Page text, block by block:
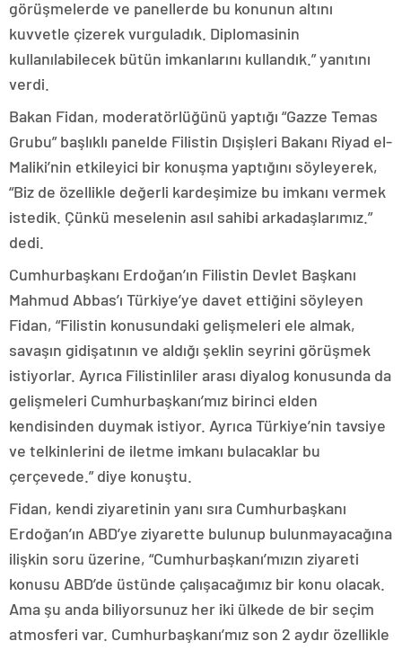
görüşmelerde ve panellerde bu konunun altını
kuvvetle çizerek vurguladık. Diplomasinin
kullanılabilecek bütün imkanlarını kullandık.” yanıtını
verdi.
Bakan Fidan, moderatörlüğünü yaptığı “Gazze Temas
Grubu” başlıklı panelde Filistin Dışişleri Bakanı Riyad el-
Maliki’nin etkileyici bir konuşma yaptığını söyleyerek,
“Biz de özellikle değerli kardeşimize bu imkanı vermek
istedik. Çünkü meselenin asıl sahibi arkadaşlarımız.”
dedi.
Cumhurbaşkanı Erdoğan’ın Filistin Devlet Başkanı
Mahmud Abbas’ı Türkiye’ye davet ettiğini söyleyen
Fidan, “Filistin konusundaki gelişmeleri ele almak,
savaşın gidişatının ve aldığı şeklin seyrini görüşmek
istiyorlar. Ayrıca Filistinliler arası diyalog konusunda da
gelişmeleri Cumhurbaşkanı’mız birinci elden
kendisinden duymak istiyor. Ayrıca Türkiye’nin tavsiye
ve telkinlerini de iletme imkanı bulacaklar bu
çerçevede.” diye konuştu.
Fidan, kendi ziyaretinin yanı sıra Cumhurbaşkanı
Erdoğan’ın ABD’ye ziyarette bulunup bulunmayacağına
ilişkin soru üzerine, “Cumhurbaşkanı’mızın ziyareti
konusu ABD’de üstünde çalışacağımız bir konu olacak.
Ama şu anda biliyorsunuz her iki ülkede de bir seçim
atmosferi var. Cumhurbaşkanı’mız son 2 aydır özellikle